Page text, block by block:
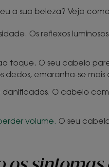
a sua beleza? Veja
Os reflexos
toque. O seu cabelo
dedos, emaranha-se mais
danificadas. O cabelo
volume. O seu